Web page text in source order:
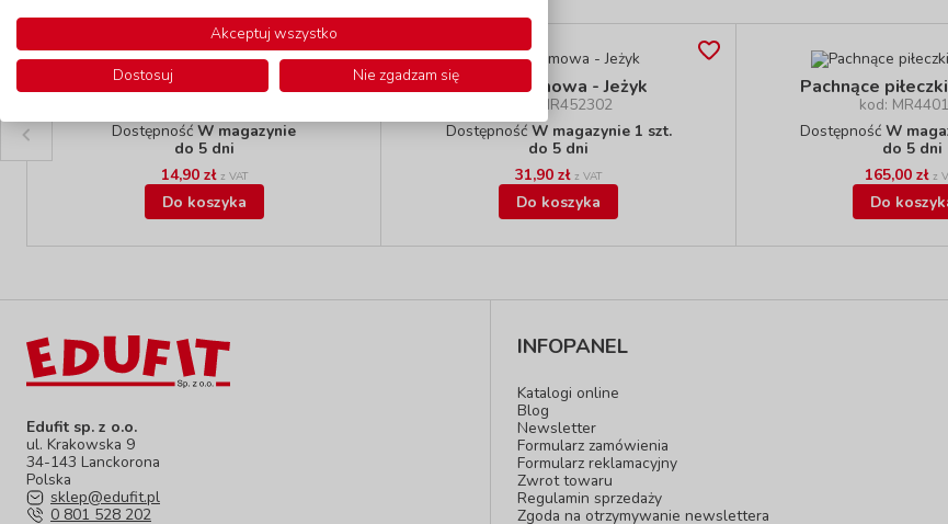
Piłka, 13 cm - Kropki
DostępnośćW magazynie
do 5 dni
14,90 zł z VAT
Do koszyka
Piłka gumowa - Jeżyk
kod: MR452302
Dostępność W magazynie 1 szt.
do 5 dni
31,90 zł z VAT
Do koszyka
Pachnące
kod:
Dostępność W
do 5 dni
165,00 zł z
Do
Edufit sp. z o.o.
ul. Krakowska 9
34-143 Lanckorona
Polska
sklep@edufit.pl
0 801 528 202
INFOPANEL
Katalogi online
Blog
Newsletter
Formularz zamówienia
Formularz reklamacyjny
Zwrot towaru
Regulamin sprzedaży
Zgoda na otrzymywanie newslettera
Akceptuj wszystko
Dostosuj
Nie zgadzam się